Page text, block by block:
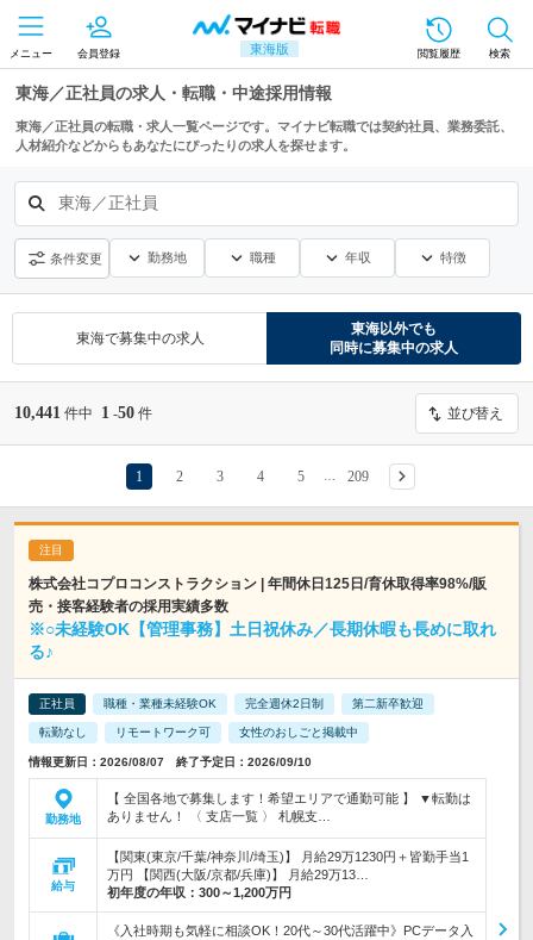
東海版
メニュー 会員登録 閲覧履歴 検索
東海／正社員の求人・転職・中途採用情報
東海／正社員の転職・求人一覧ページです。マイナビ転職では契約社員、業務委託、
人材紹介などからもあなたにぴったりの求人を探せます。
東海／正社員
条件変更 勤務地 職種 年収 特徴
東海で募集中の求人
東海以外でも
同時に募集中の求人
10,441 件中 1 -50 件 並び替え
1 2 3 4 5 209
株式会社コプロコンストラクション | 年間休日125日/育休取得率98%/販
売・接客経験者の採用実績多数
※○未経験OK【管理事務】土日祝休み／長期休暇も長めに取れ
る♪
正社員 職種・業種未経験OK 完全週休2日制 第二新卒歓迎
転勤なし リモートワーク可 女性のおしごと掲載中
情報更新日：2026/08/07 終了予定日：2026/09/10
勤務地
【 全国各地で募集します！希望エリアで通勤可能 】 ▼転勤は
ありません！ 〈 支店一覧 〉 札幌支…
給与
【関東(東京/千葉/神奈川/埼玉)】 月給29万1230円＋皆勤手当1
万円 【関西(大阪/京都/兵庫)】 月給29万13…
初年度の年収： 300～1,200万円
《入社時期も気軽に相談OK！20代～30代活躍中》PCデータ入